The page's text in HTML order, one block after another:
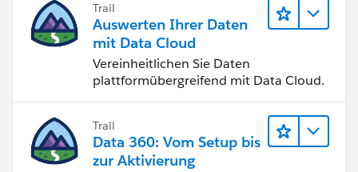
Trail
Auswerten Ihrer Daten
mit Data Cloud
Vereinheitlichen Sie Daten
plattformübergreifend mit Data Cloud.
Trail
Data 360: Vom Setup bis
zur Aktivierung